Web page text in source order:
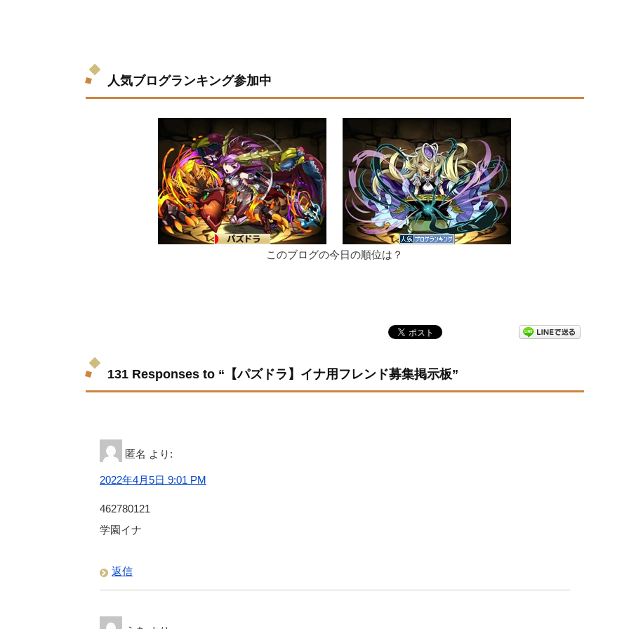
人気ブログランキング参加中
このブログの今日の順位は？
131 Responses to “【パズドラ】イナ用フレンド募集掲示板”
匿名 より:
2022年4月5日 9:01 PM
462780121
学園イナ
返信